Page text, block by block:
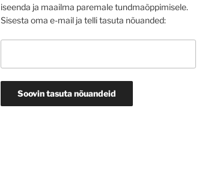
iseenda ja maailma paremale tundmaõppimisele.
Sisesta oma e-mail ja telli tasuta nõuanded: